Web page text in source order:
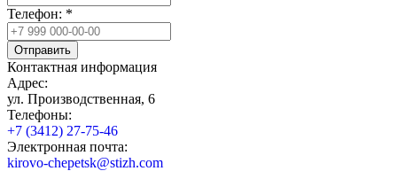
Телефон: *
Отправить
Контактная информация
Адрес:
ул. Производственная, 6
Телефоны:
+7 (3412) 27-75-46
Электронная почта:
kirovo-chepetsk@stizh.com